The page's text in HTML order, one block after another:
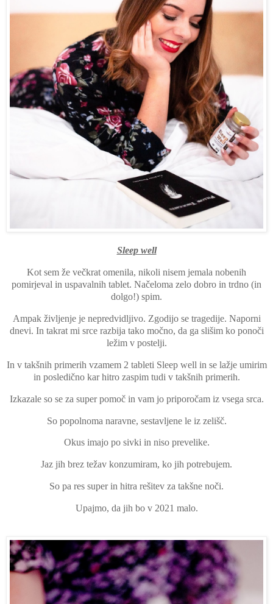
Sleep well
Kot sem že večkrat omenila, nikoli nisem jemala nobenih
pomirjeval in uspavalnih tablet. Načeloma zelo dobro in trdno (in
dolgo!) spim.
Ampak življenje je nepredvidljivo. Zgodijo se tragedije. Naporni
dnevi. In takrat mi srce razbija tako močno, da ga slišim ko ponoči
ležim v postelji.
In v takšnih primerih vzamem 2 tableti Sleep well in se lažje umirim
in posledično kar hitro zaspim tudi v takšnih primerih.
Izkazale so se za super pomoč in vam jo priporočam iz vsega srca.
So popolnoma naravne, sestavljene le iz zelišč.
Okus imajo po sivki in niso prevelike.
Jaz jih brez težav konzumiram, ko jih potrebujem.
So pa res super in hitra rešitev za takšne noči.
Upajmo, da jih bo v 2021 malo.